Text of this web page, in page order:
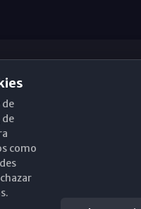
29015 Málaga
de
de
como